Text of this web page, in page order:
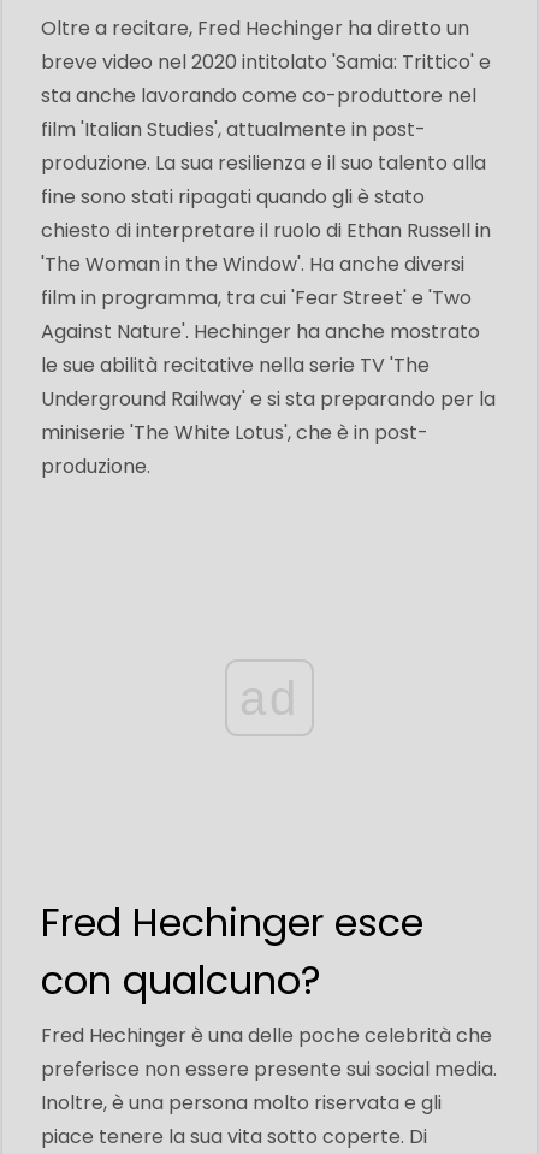
Oltre a recitare, Fred Hechinger ha diretto un
breve video nel 2020 intitolato 'Samia: Trittico' e
sta anche lavorando come co-produttore nel
film 'Italian Studies', attualmente in post-
produzione. La sua resilienza e il suo talento alla
fine sono stati ripagati quando gli è stato
chiesto di interpretare il ruolo di Ethan Russell in
'The Woman in the Window'. Ha anche diversi
film in programma, tra cui 'Fear Street' e 'Two
Against Nature'. Hechinger ha anche mostrato
le sue abilità recitative nella serie TV 'The
Underground Railway' e si sta preparando per la
miniserie 'The White Lotus', che è in post-
produzione.
ad
Fred Hechinger esce
con qualcuno?
Fred Hechinger è una delle poche celebrità che
preferisce non essere presente sui social media.
Inoltre, è una persona molto riservata e gli
piace tenere la sua vita sotto coperte. Di